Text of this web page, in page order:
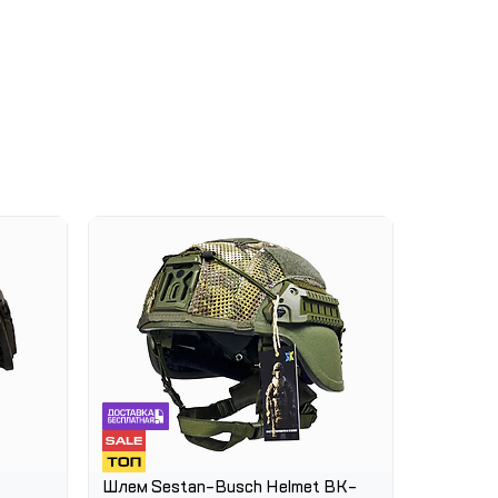
Шлем Sestan-Busch Helmet BK-